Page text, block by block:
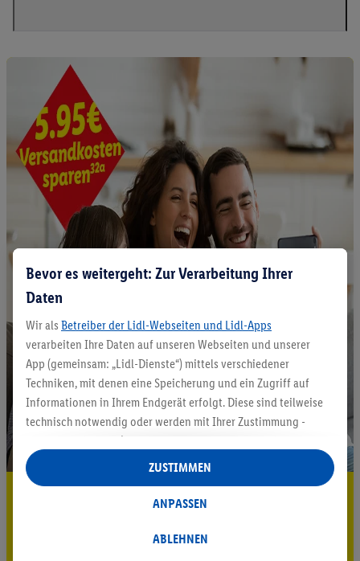
5.95 € Versand sparen³²ᵃ
Bevor es weitergeht: Zur Verarbeitung Ihrer
Daten
Wir als Betreiber der Lidl-Webseiten und Lidl-Apps
verarbeiten Ihre Daten auf unseren Webseiten und unserer
App (gemeinsam: „Lidl-Dienste“) mittels verschiedener
Techniken, mit denen eine Speicherung und ein Zugriff auf
Informationen in Ihrem Endgerät erfolgt. Diese sind teilweise
technisch notwendig oder werden mit Ihrer Zustimmung -
auch durch Partner (u.a.
Verantwortliche; im Zusammenhang mit dem IAB TCF
insgesamt
Statistik-Erstellung oder für personalisierte Werbung
Datenverarbeitungen für personalisierte Werbung werden
ABLEHNEN
ANPASSEN
ZUSTIMMEN